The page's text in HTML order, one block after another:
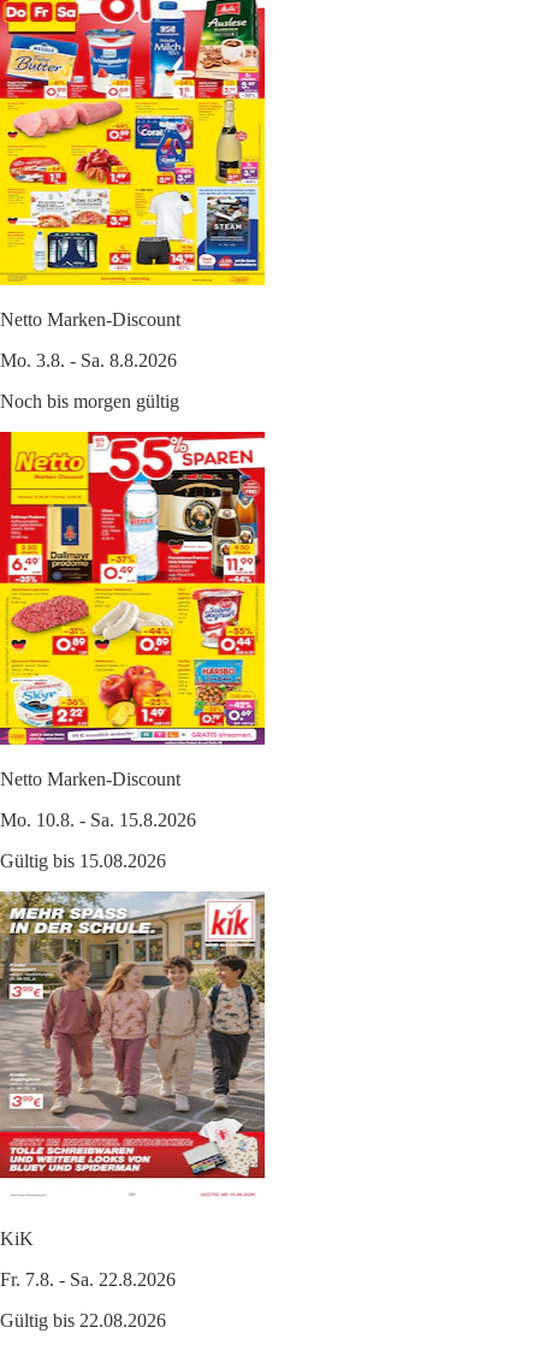
Netto Marken-Discount
Mo. 3.8. - Sa. 8.8.2026
Noch bis morgen gültig
Netto Marken-Discount
Mo. 10.8. - Sa. 15.8.2026
Gültig bis 15.08.2026
KiK
Fr. 7.8. - Sa. 22.8.2026
Gültig bis 22.08.2026